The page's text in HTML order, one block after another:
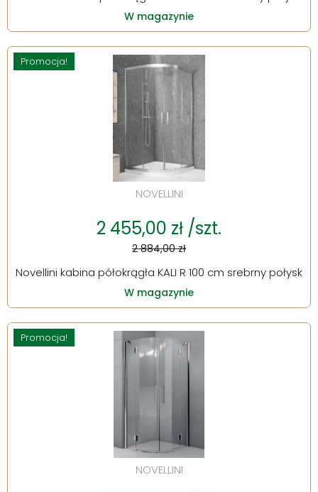
W magazynie
Promocja!
NOVELLINI
2 455,00 zł /szt.
2 884,00 zł
Novellini kabina półokrągła KALI R 100 cm srebrny połysk
W magazynie
Promocja!
NOVELLINI